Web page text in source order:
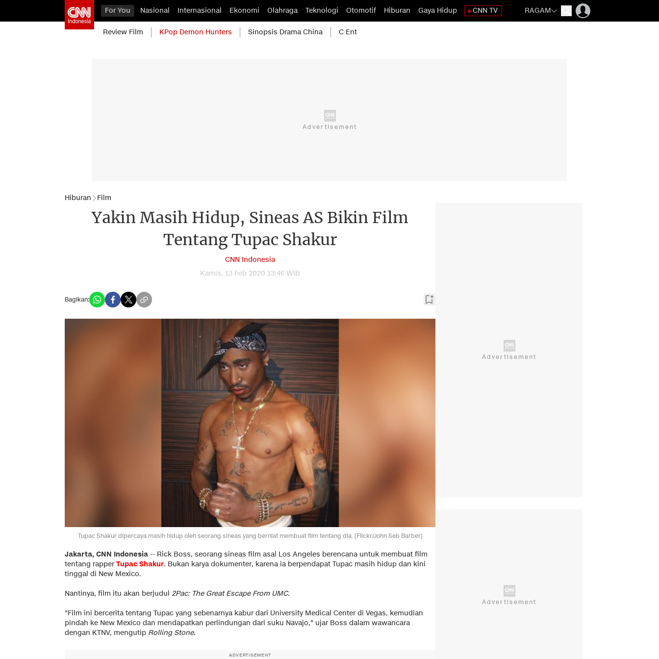
For You Nasional Internasional Ekonomi Olahraga Teknologi Otomotif Hiburan Gaya Hidup CNN TV RAGAM
Review Film KPop Demon Hunters Sinopsis Drama China C Ent
Hiburan Film
Yakin Masih Hidup, Sineas AS Bikin Film
Tentang Tupac Shakur
CNN Indonesia
Kamis, 13 Feb 2020 13:46 WIB
Bagikan:
Tupac Shakur dipercaya masih hidup oleh seorang sineas yang berniat membuat film tentang dia. (Flickr/John Seb Barber)
Jakarta, CNN Indonesia -- Rick Boss, seorang sineas film asal Los Angeles berencana untuk membuat film
tentang rapperTupac Shakur. Bukan karya dokumenter, karena ia berpendapat Tupac masih hidup dan kini
tinggal di New Mexico.
Nantinya, film itu akan berjudul 2Pac: The Great Escape From UMC.
"Film ini bercerita tentang Tupac yang sebenarnya kabur dari University Medical Center di Vegas, kemudian
pindah ke New Mexico dan mendapatkan perlindungan dari suku Navajo," ujar Boss dalam wawancara
dengan KTNV, mengutip Rolling Stone.
ADVERTISEMENT